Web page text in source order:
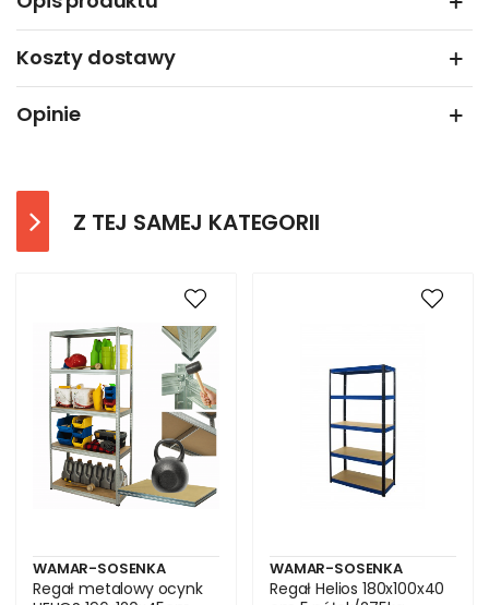
Koszty dostawy
Opinie
Z TEJ SAMEJ KATEGORII
WAMAR-SOSENKA
Regał metalowy ocynk
WAMAR-SOSENKA
Regał Helios 180x100x40